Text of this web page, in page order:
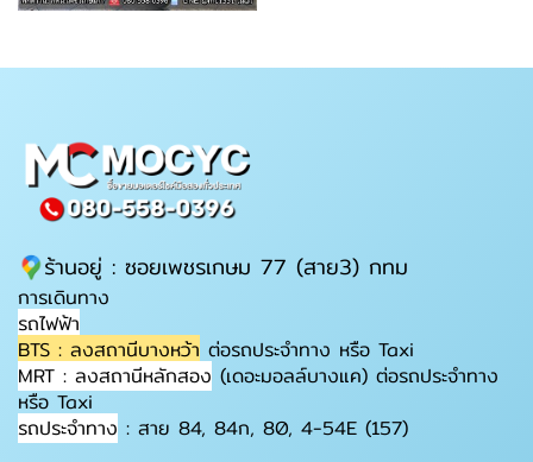
ร้านอยู่ : ซอยเพชรเกษม 77 (สาย3) กทม
การเดินทาง
รถไฟฟ้า
BTS : ลงสถานีบางหว้า ต่อรถประจำทาง หรือ Taxi
MRT : ลงสถานีหลักสอง (เดอะมอลล์บางแค) ต่อรถประจำทาง
หรือ Taxi
รถประจำทาง : สาย 84, 84ก, 80, 4-54E (157)